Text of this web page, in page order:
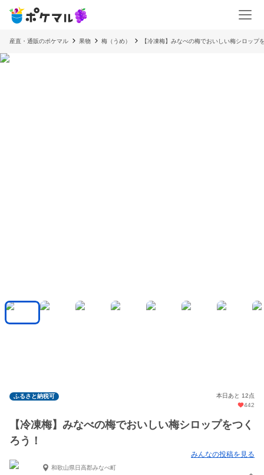
産直・通販のポケマル 果物 梅（うめ） 【冷凍梅】みなべの梅でおいしい梅シロップ
ふるさと納税可
本日あと 12点
442
【冷凍梅】みなべの梅でおいしい梅シロップをつく
ろう！
みんなの投稿を見る
和歌山県日高郡みなべ町